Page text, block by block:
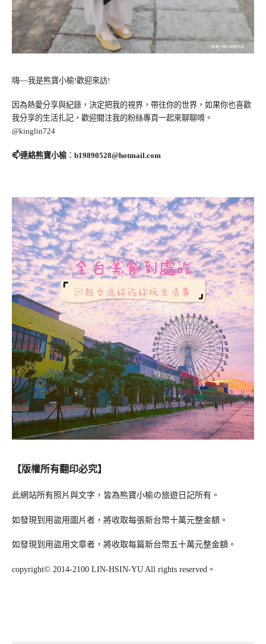
嗨~~我是熊寶小榆!歡迎來訪!
因為熱愛分享與紀錄，決定把我的視界，帶往你的世界，如果你也喜歡
我分享的生活扎記，歡迎關注我的粉絲專頁一起來聊聊唷。
@kinglin724
📫連絡熊寶小榆： b19890528@hotmail.com
【版權所有翻印必究】
此網站所有照片與文字，皆為熊寶小榆の旅遊日記所有。
如發現到用盜用圖片者，將收取每張新台幣十萬元整金額。
如發現到用盜用文章者，將收取每篇新台幣五十萬元整金額。
copyright© 2014-2100 LIN-HSIN-YU All rights reserved。